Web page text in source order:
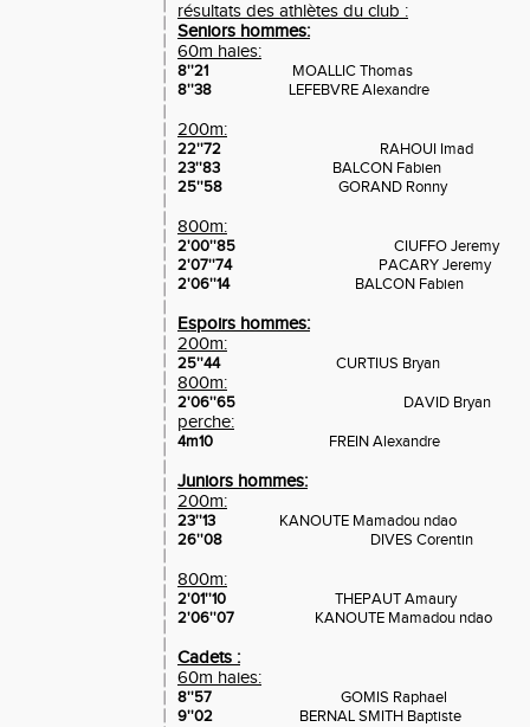
résultats des athlètes du club :
Seniors hommes:
60m haies:
8''21
MOALLIC Thomas
8''38
LEFEBVRE Alexandre
200m:
22''72
RAHOUI Imad
23''83
BALCON Fabien
25''58
GORAND Ronny
800m:
2'00''85
CIUFFO Jeremy
2'07''74
PACARY Jeremy
2'06''14
BALCON Fabien
Espoirs hommes:
200m:
25''44 CURTIUS Bryan
800m:
2'06''65 DAVID Bryan
perche:
4m10 FREIN Alexandre
Juniors hommes:
200m:
23''13
KANOUTE Mamadou ndao
26''08
DIVES Corentin
800m:
2'01''10
THEPAUT Amaury
2'06''07
KANOUTE Mamadou ndao
Cadets :
60m haies:
8''57
GOMIS Raphael
9''02
BERNAL SMITH Baptiste